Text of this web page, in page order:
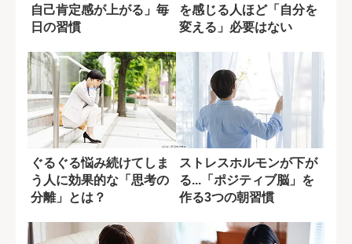
自己肯定感が上がる」毎
日の習慣
を感じる人ほど「自分を
変える」必要はない
ぐるぐる悩み続けてしま
う人に効果的な「思考の
分離」とは？
ストレスホルモンが下が
る...「ポジティブ脳」を
作る3つの朝習慣